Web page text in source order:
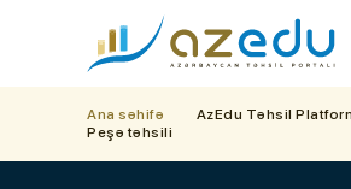
Ana səhifə AzEdu Təhsil
Peşə təhsili